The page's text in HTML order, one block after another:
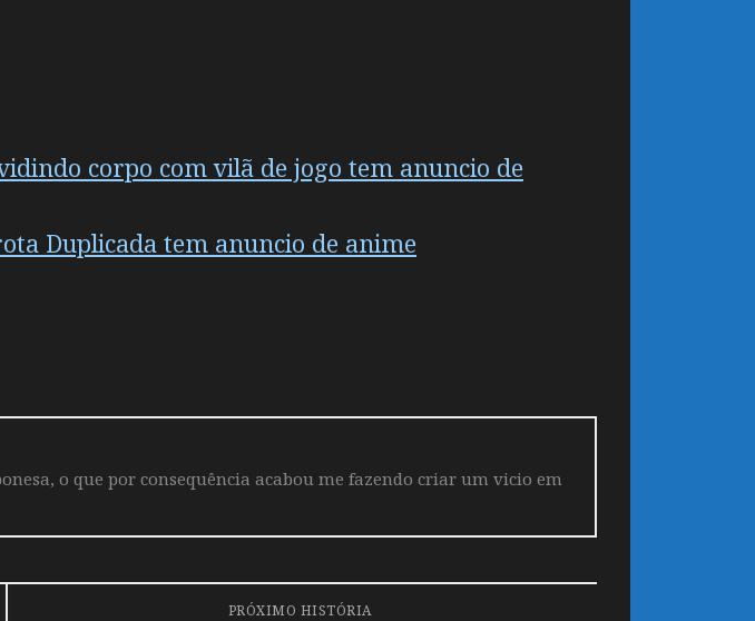
corpo com vilã de jogo tem anuncio de
Duplicada tem anuncio de anime
o que por consequência acabou me fazendo criar um vicio em
PRÓXIMO HISTÓRIA